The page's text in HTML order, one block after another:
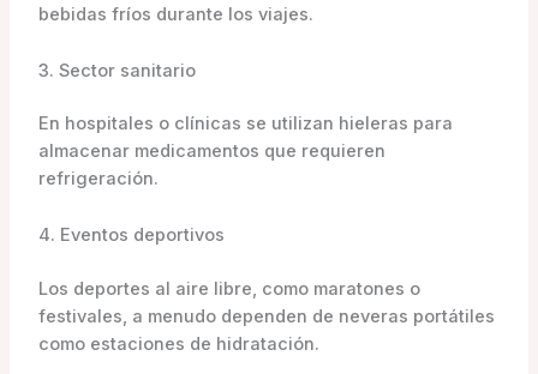
bebidas fríos durante los viajes.
3. Sector sanitario
En hospitales o clínicas se utilizan hieleras para
almacenar medicamentos que requieren
refrigeración.
4. Eventos deportivos
Los deportes al aire libre, como maratones o
festivales, a menudo dependen de neveras portátiles
como estaciones de hidratación.